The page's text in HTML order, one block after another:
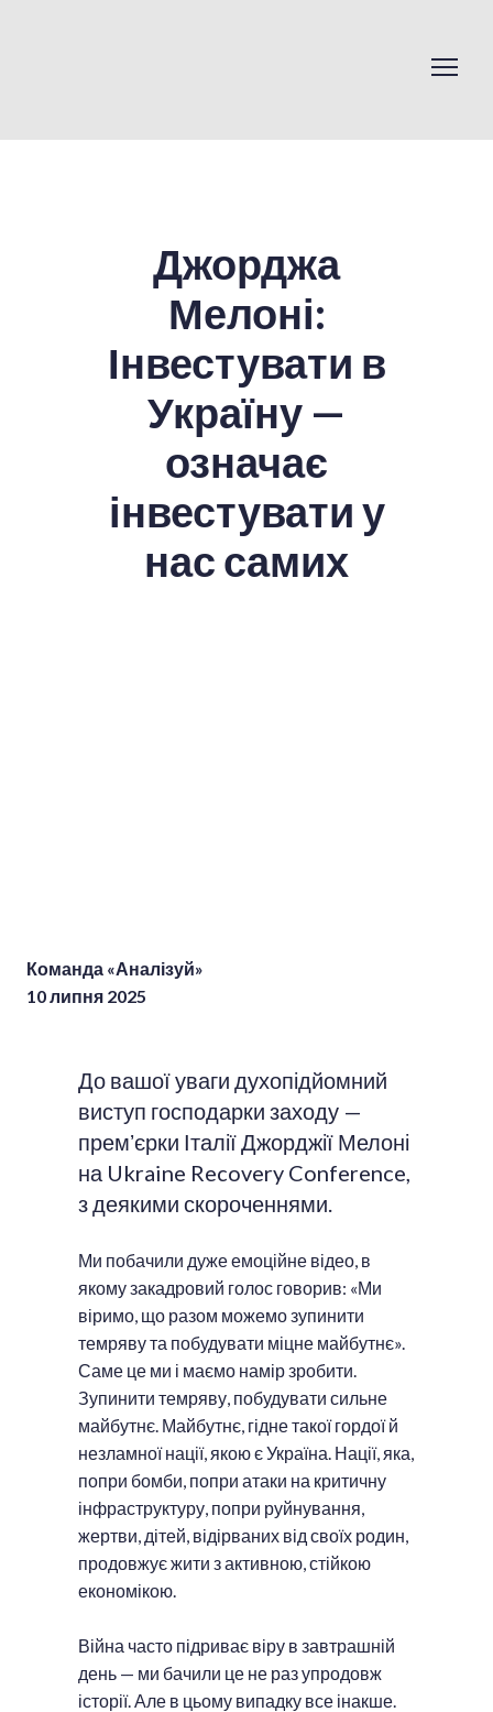
Джорджа
Мелоні:
Інвестувати в
Україну —
означає
інвестувати у
нас самих
Команда «Аналізуй»
10 липня 2025
До вашої уваги духопідйомний
виступ господарки заходу —
премʼєрки Італії Джорджії Мелоні
на Ukraine Recovery Conference,
з деякими скороченнями.
Ми побачили дуже емоційне відео, в
якому закадровий голос говорив: «Ми
віримо, що разом можемо зупинити
темряву та побудувати міцне майбутнє».
Саме це ми і маємо намір зробити.
Зупинити темряву, побудувати сильне
майбутнє. Майбутнє, гідне такої гордої й
незламної нації, якою є Україна. Нації, яка,
попри бомби, попри атаки на критичну
інфраструктуру, попри руйнування,
жертви, дітей, відірваних від своїх родин,
продовжує жити з активною, стійкою
економікою.
Війна часто підриває віру в завтрашній
день — ми бачили це не раз упродовж
історії. Але в цьому випадку все інакше.